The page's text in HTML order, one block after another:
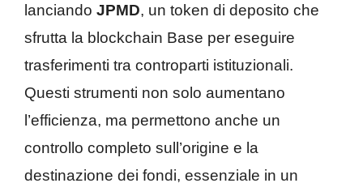
lanciando JPMD, un token di deposito che
sfrutta la blockchain Base per eseguire
trasferimenti tra controparti istituzionali.
Questi strumenti non solo aumentano
l’efficienza, ma permettono anche un
controllo completo sull’origine e la
destinazione dei fondi, essenziale in un